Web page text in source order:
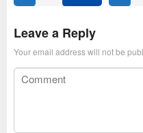
Leave a Reply
Your email address will not be